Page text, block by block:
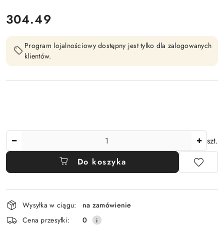
cena:
304.49
Program lojalnościowy dostępny jest tylko dla zalogowanych
klientów.
szt.
Do koszyka
Dostępność
i
dostawa
Wysyłka w ciągu:
na zamówienie
Cena przesyłki:
0